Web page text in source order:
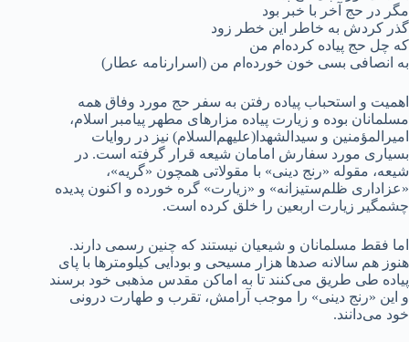
مگر در حج آخر با خبر بود
گذر کردش به خاطر این خطر زود
که چل حج پیاده کرده‌ام من
به انصافی بسی خون خورده‌ام من (اسرارنامه عطار)
اهمیت و استحباب پیاده رفتن به سفر حج مورد وفاق همه
مسلمانان بوده و زیارت پیاده مزارهای مطهر پیامبر اسلام،
امیرالمؤمنین و سیدالشهدا(علیهم‌السلام) نیز در روایات
بسیاری مورد سفارش امامان شیعه قرار گرفته است. در
شیعه، مقوله «رنج دینی» با مقولاتی همچون «گریه»،
«عزاداری ظلم‌ستیزانه» و «زیارت» گره خورده و اکنون پدیده
چشمگیر زیارت اربعین را خلق کرده است.
اما فقط مسلمانان و شیعیان نیستند که چنین رسمی دارند.
هنوز هم سالانه صدها هزار مسیحی و بودایی کیلومترها با پای
پیاده طی طریق می‌کنند تا به اماکن مقدس مذهبی خود برسند
و این «رنج دینی» را موجب آرامش، تقرب و طهارت درونی
خود می‌دانند.